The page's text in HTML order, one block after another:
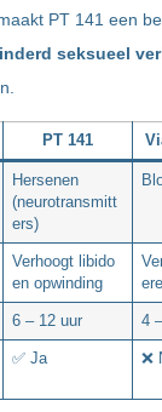
maakt PT 141 een
seksueel
PT 141
Hersenen
(neurotransmitt
ers)
Verhoogt libido
en opwinding
6 – 12 uur 4
✅ Ja ❌